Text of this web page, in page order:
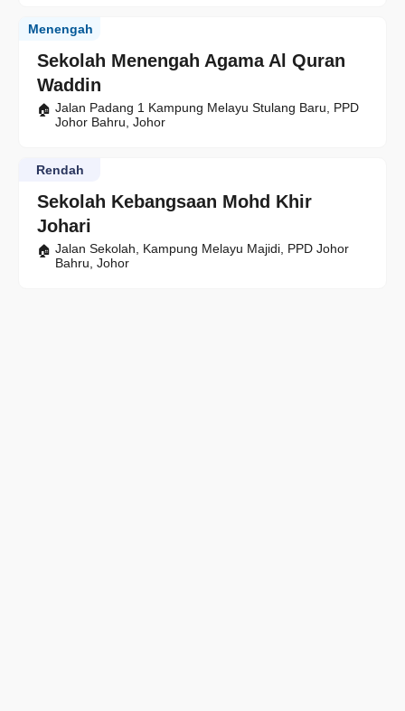
Sekolah Menengah Agama Al Quran
Waddin
Menengah
Jalan Padang 1 Kampung Melayu Stulang Baru, PPD
Johor Bahru, Johor
Sekolah Kebangsaan Mohd Khir
Johari
Rendah
Jalan Sekolah, Kampung Melayu Majidi, PPD Johor
Bahru, Johor